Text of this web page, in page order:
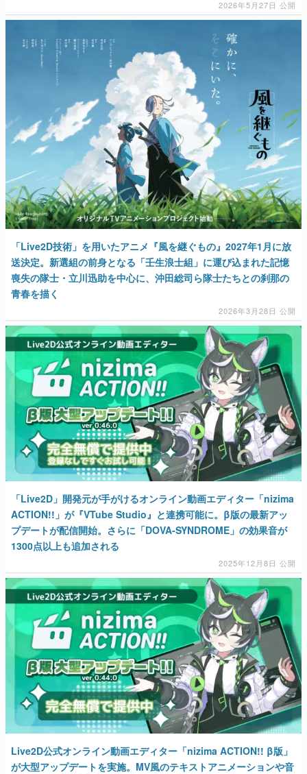
2026年5月27日 公開
「Live2D技術」を用いたアニメ『風を継ぐもの』2027年1月に放
送決定。新選組の前身となる「壬生浪士組」に運び込まれた記憶
喪失の隊士・立川迅助を中心に、沖田総司ら隊士たちとの刹那の
青春を描く
2026年3月28日 公開
「Live2D」開発元が手がけるオンライン動画エディター「nizima
ACTION!!」が『VTube Studio』と連携可能に。β版の最新アッ
プデートが配信開始。さらに「DOVA-SYNDROME」の効果音が
1300点以上も追加される
2025年12月8日 公開
Live2D公式オンライン動画エディター「nizima ACTION!! β版」
が大型アップデートを実施。MV風のテキストアニメーションや音